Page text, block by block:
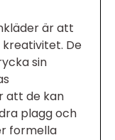
är att
De
sin
att de kan
plagg och
formella